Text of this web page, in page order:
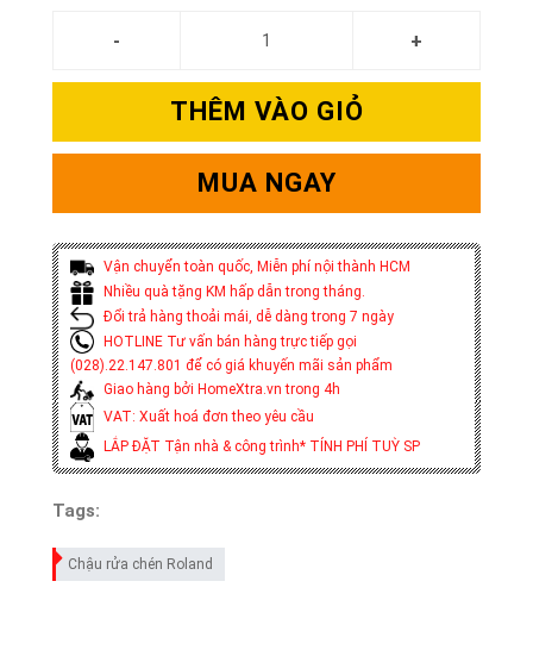
THÊM VÀO GIỎ
MUA NGAY
Vận chuyển toàn quốc, Miễn phí nội thành HCM
Nhiều quà tặng KM hấp dẫn trong tháng.
Đổi trả hàng thoải mái, dễ dàng trong 7 ngày
HOTLINE Tư vấn bán hàng trực tiếp gọi
(028).22.147.801 để có giá khuyến mãi sản phẩm
Giao hàng bởi HomeXtra.vn trong 4h
VAT: Xuất hoá đơn theo yêu cầu
LẮP ĐẶT Tận nhà & công trình* TÍNH PHÍ TUỲ SP
Tags:
Chậu rửa chén Roland